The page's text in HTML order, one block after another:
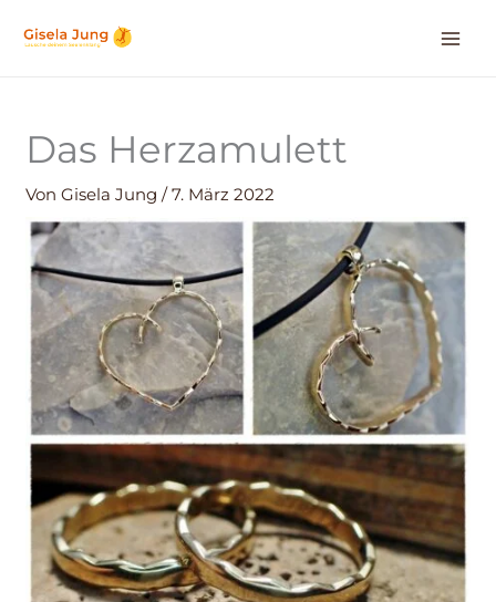
Inhalt
Das Herzamulett
VonGisela Jung/7. März 2022